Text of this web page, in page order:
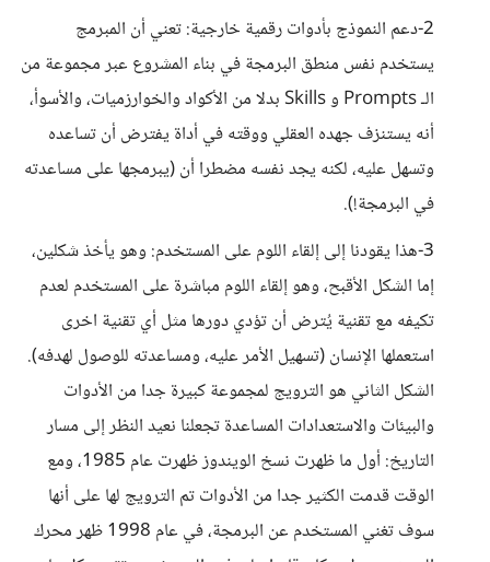
2-دعم النموذج بأدوات رقمية خارجية: تعني أن المبرمج
يستخدم نفس منطق البرمجة في بناء المشروع عبر مجموعة من
الـ Prompts و Skills بدلا من الأكواد والخوارزميات، والأسوأ،
أنه يستنزف جهده العقلي ووقته في أداة يفترض أن تساعده
وتسهل عليه، لكنه يجد نفسه مضطرا أن (يبرمجها على مساعدته
في البرمجة!).
3-هذا يقودنا إلى إلقاء اللوم على المستخدم: وهو يأخذ شكلين،
إما الشكل الأقبح، وهو إلقاء اللوم مباشرة على المستخدم لعدم
تكيفه مع تقنية يُترض أن تؤدي دورها مثل أي تقنية اخرى
استعملها الإنسان (تسهيل الأمر عليه، ومساعدته للوصول لهدفه).
الشكل الثاني هو الترويج لمجموعة كبيرة جدا من الأدوات
والبيئات والاستعدادات المساعدة تجعلنا نعيد النظر إلى مسار
التاريخ: أول ما ظهرت نسخ الويندوز ظهرت عام 1985، ومع
الوقت قدمت الكثير جدا من الأدوات تم الترويج لها على أنها
سوف تغني المستخدم عن البرمجة، في عام 1998 ظهر محرك